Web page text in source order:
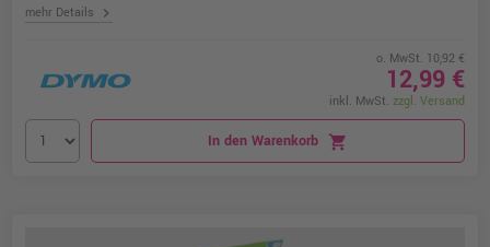
mehr Details chevron_right
o. MwSt. 10,92 €
12,99 €
inkl. MwSt. zzgl. Versand
In den Warenkorb shopping_cart